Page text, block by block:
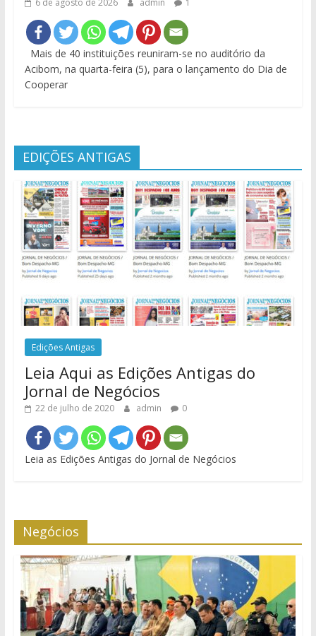
Mais de 40 instituições reuniram-se no auditório da
Acibom, na quarta-feira (5), para o lançamento do Dia de
Cooperar
EDIÇÕES ANTIGAS
Edições Antigas
Leia Aqui as Edições Antigas do
Jornal de Negócios
22 de julho de 2020 admin 0
Leia as Edições Antigas do Jornal de Negócios
Negócios